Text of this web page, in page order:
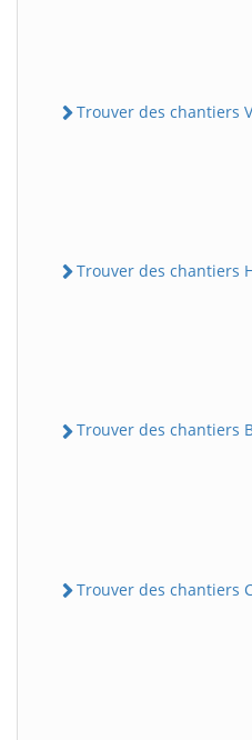
Trouver des chantiers
Trouver des chantiers
Trouver des chantiers
Trouver des chantiers